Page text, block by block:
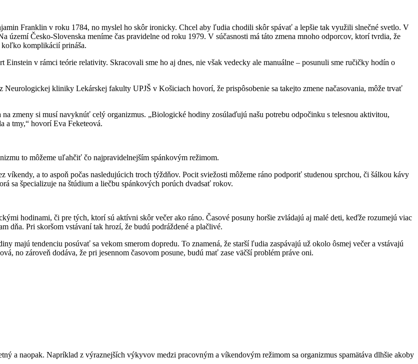
Franklin v roku 1784, no myslel ho skôr ironicky. Chcel aby ľudia chodili skôr spávať a lepšie tak využili slnečné svetlo. V
Česko-Slovenska meníme čas pravidelne od roku 1979. V súčasnosti má táto zmena mnoho odporcov, ktorí tvrdia, že
koľko komplikácií prináša.
v rámci teórie relativity. Skracovali sme ho aj dnes, nie však vedecky ale manuálne – posunuli sme ručičky hodín o
kliniky Lekárskej fakulty UPJŠ v Košiciach hovorí, že prispôsobenie sa takejto zmene načasovania, môže trvať
zmeny si musí navyknúť celý organizmus. „Biologické hodiny zosúlaďujú našu potrebu odpočinku s telesnou aktivitou,
a tmy,“ hovorí Eva Feketeová.
to môžeme uľahčiť čo najpravidelnejším spánkovým režimom.
a to aspoň počas nasledujúcich troch týždňov. Pocit sviežosti môžeme ráno podporiť studenou sprchou, či šálkou kávy
sa špecializuje na štúdium a liečbu spánkových porúch dvadsať rokov.
hodinami, či pre tých, ktorí sú aktívni skôr večer ako ráno. Časové posuny horšie zvládajú aj malé deti, keďže rozumejú viac
dňa. Pri skoršom vstávaní tak hrozí, že budú podráždené a plačlivé.
majú tendenciu posúvať sa vekom smerom dopredu. To znamená, že starší ľudia zaspávajú už okolo ôsmej večer a vstávajú
no zároveň dodáva, že pri jesennom časovom posune, budú mať zase väčší problém práve oni.
a naopak. Napríklad z výraznejších výkyvov medzi pracovným a víkendovým režimom sa organizmus spamätáva dlhšie akoby